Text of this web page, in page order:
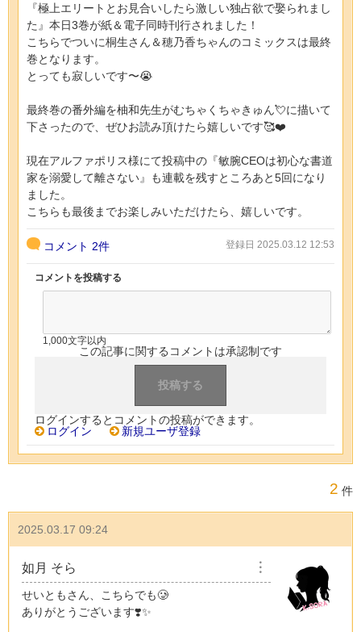
『極上エリートとお見合いしたら激しい独占欲で娶られまし
た』本日3巻が紙＆電子同時刊行されました！
こちらでついに桐生さん＆穂乃香ちゃんのコミックスは最終
巻となります。
とっても寂しいです〜😭
最終巻の番外編を柚和先生がむちゃくちゃきゅん💘に描いて
下さったので、ぜひお読み頂けたら嬉しいです🥰❤️
現在アルファポリス様にて投稿中の『敏腕CEOは初心な書道
家を溺愛して離さない』も連載を残すところあと5回になり
ました。
こちらも最後までお楽しみいただけたら、嬉しいです。
コメント 2件 登録日 2025.03.12 12:53
コメントを投稿する
1,000文字以内
この記事に関するコメントは承認制です
ログインするとコメントの投稿ができます。
ログイン
新規ユーザ登録
2 件
2025.03.17 09:24
如月 そら ︙
せいともさん、こちらでも🥲
ありがとうございます❣️✨